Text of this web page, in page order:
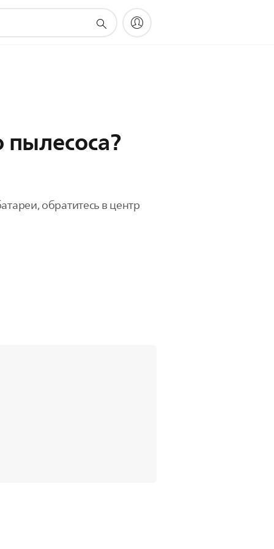
пылесоса?
обратитесь в центр